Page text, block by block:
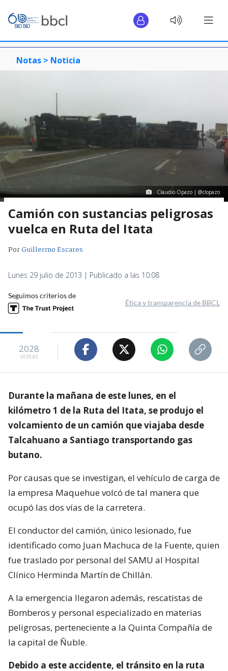
Notas > Noticia
Claudio Opazo | @clopazo
Camión con sustancias peligrosas
vuelca en Ruta del Itata
PorGuillermo Escares
Lunes 29 julio de 2013 | Publicado a las 10:08
Seguimos criterios de
Ética y transparencia de BBCL
2028
visitas
Durante la mañana de este lunes, en el
kilómetro 1 de la Ruta del Itata, se produjo el
volcamiento de un camión que viajaba desde
Talcahuano a Santiago transportando gas
butano.
Por causas que se investigan, el vehículo de carga de
la empresa Maquehue volcó de tal manera que
ocupó las dos vías de la carretera.
El conductor del camión, único lesionado, fue
identificado como Juan Machuca de la Fuente, quien
fue traslado por personal del SAMU al Hospital
Clínico Herminda Martín de Chillán.
A la emergencia llegaron además, rescatistas de
Bomberos y personal especializado en materias
peligrosas, perteneciente a la Quinta Compañía de
la capital de Ñuble.
Debido a este accidente, el tránsito en la ruta